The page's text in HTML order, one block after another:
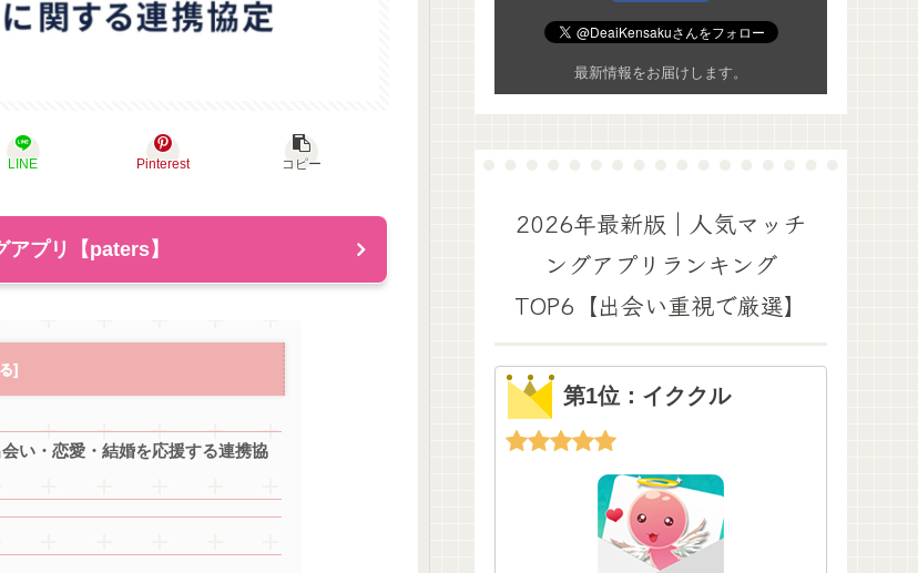
LINE Pinterest コピー
プリ【paters】
い・恋愛・結婚を応援する連携協
最新情報をお届けします。
2026年最新版｜人気マッチ
ングアプリランキング
TOP6【出会い重視で厳選】
第1位：イククル